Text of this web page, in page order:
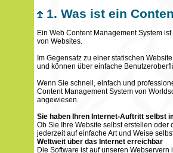
1. Was ist ein
Ein Web Content Management System
von Websites.
Im Gegensatz zu einer statischen
und können über einfache
Wenn Sie schnell, einfach und
Content Management System von
angewiesen.
Sie haben Ihren Internet-Auftritt selbst
Ob Sie Ihre Website selbst erstellen
jederzeit auf einfache Art und Weise
Weltweit über das Internet erreichbar
Die Software ist auf unseren